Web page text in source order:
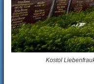
Kostol